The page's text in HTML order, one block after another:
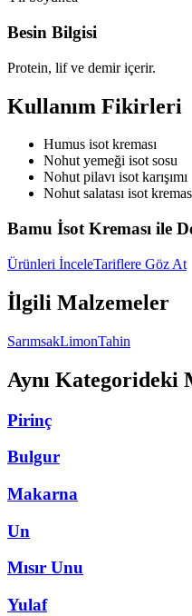
Besin Bilgisi
Protein, lif ve demir içerir.
Kullanım Fikirleri
Humus isot kreması
Nohut yemeği isot sosu
Nohut pilavı isot karışımı
Nohut salatası isot
Bamu İsot Kreması ile
Ürünleri İnceleTariflere Göz At
İlgili Malzemeler
SarımsakLimonTahin
Aynı Kategorideki
Pirinç
Bulgur
Makarna
Un
Mısır Unu
Yulaf